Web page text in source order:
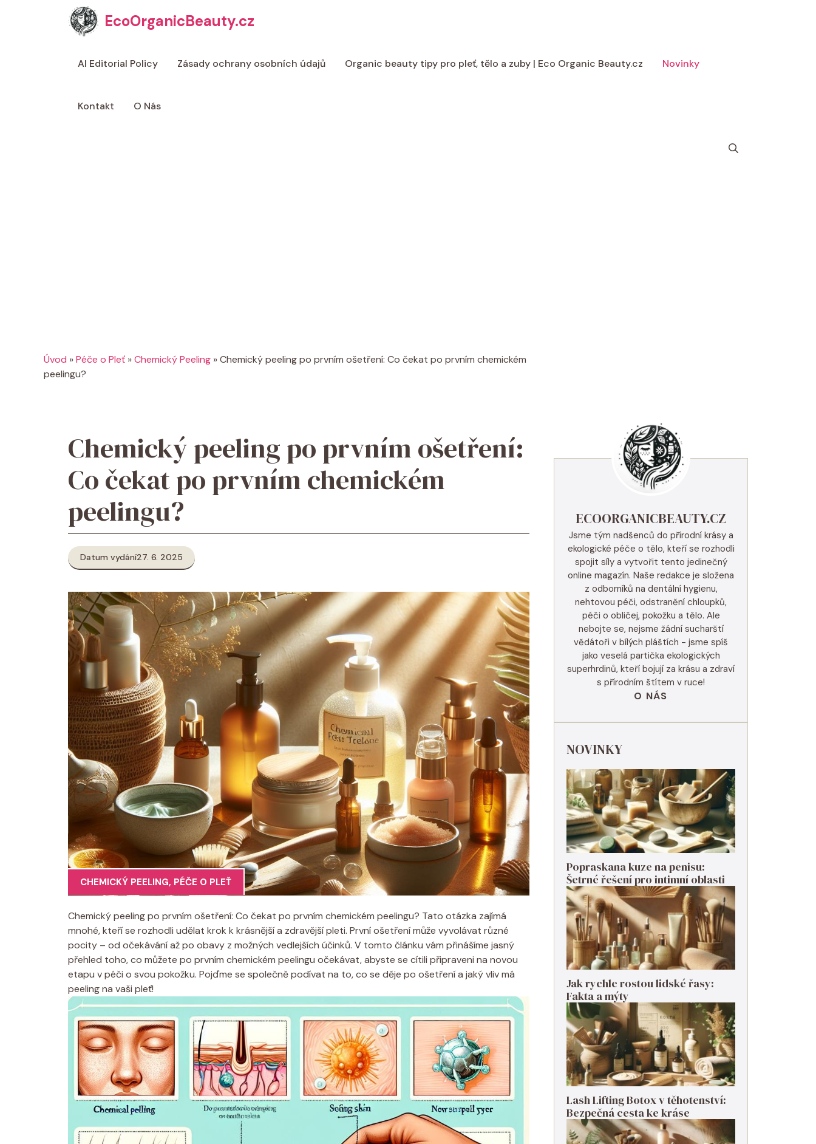
EcoOrganicBeauty.cz
AI Editorial Policy Zásady ochrany osobních údajů Organic beauty tipy pro pleť, tělo a zuby | Eco Organic Beauty.cz Novinky
Kontakt O Nás
Úvod »Péče o Pleť »Chemický Peeling »Chemický peeling po prvním ošetření: Co čekat po prvním chemickém
peelingu?
Chemický peeling po prvním ošetření:
Co čekat po prvním chemickém
peelingu?
Datum vydání27. 6. 2025
CHEMICKÝ PEELING, PÉČE O PLEŤ
Chemický peeling po prvním ošetření: Co čekat po prvním chemickém peelingu? Tato otázka zajímá
mnohé, kteří se rozhodli udělat krok k krásnější a zdravější pleti. První ošetření může vyvolávat různé
pocity – od očekávání až po obavy z možných vedlejších účinků. V tomto článku vám přinášíme jasný
přehled toho, co můžete po prvním chemickém peelingu očekávat, abyste se cítili připraveni na novou
etapu v péči o svou pokožku. Pojďme se společně podívat na to, co se děje po ošetření a jaký vliv má
peeling na vaši pleť!
ECOORGANICBEAUTY.CZ
Jsme tým nadšenců do přírodní krásy a
ekologické péče o tělo, kteří se rozhodli
spojit síly a vytvořit tento jedinečný
online magazín. Naše redakce je složena
z odborníků na dentální hygienu,
nehtovou péči, odstranění chloupků,
péči o obličej, pokožku a tělo. Ale
nebojte se, nejsme žádní sucharští
vědátoři v bílých pláštích - jsme spíš
jako veselá partička ekologických
superhrdinů, kteří bojují za krásu a zdraví
s přírodním štítem v ruce!
O NÁS
NOVINKY
Popraskana kuze na penisu:
Šetrné řešení pro intimní oblasti
Jak rychle rostou lidské řasy:
Fakta a mýty
Lash Lifting Botox v těhotenství:
Bezpečná cesta ke kráse